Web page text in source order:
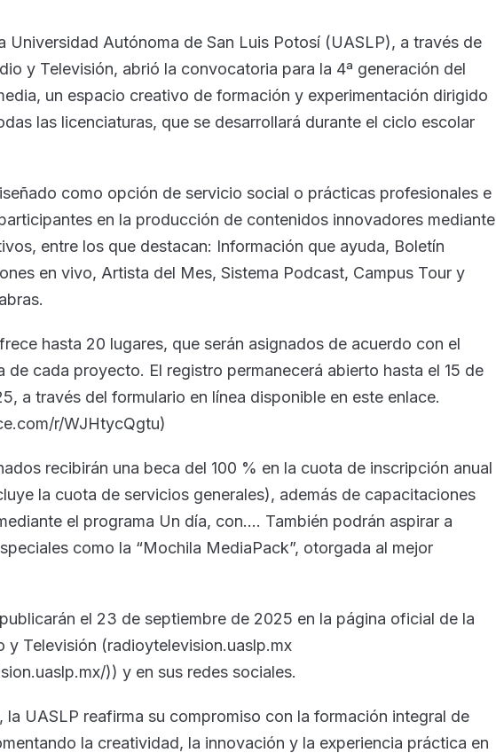
Universidad Autónoma de San Luis Potosí (UASLP), a través de
y Televisión, abrió la convocatoria para la 4ª generación del
un espacio creativo de formación y experimentación dirigido
las licenciaturas, que se desarrollará durante el ciclo escolar
como opción de servicio social o prácticas profesionales e
en la producción de contenidos innovadores mediante
entre los que destacan: Información que ayuda, Boletín
en vivo, Artista del Mes, Sistema Podcast, Campus Tour y
hasta 20 lugares, que serán asignados de acuerdo con el
de cada proyecto. El registro permanecerá abierto hasta el 15 de
a través del formulario en línea disponible en este enlace.
r/WJHtycQgtu)
recibirán una beca del 100 % en la cuota de inscripción anual
la cuota de servicios generales), además de capacitaciones
el programa Un día, con…. También podrán aspirar a
como la “Mochila MediaPack”, otorgada al mejor
el 23 de septiembre de 2025 en la página oficial de la
y Televisión (radioytelevision.uaslp.mx
)) y en sus redes sociales.
la UASLP reafirma su compromiso con la formación integral de
la creatividad, la innovación y la experiencia práctica en